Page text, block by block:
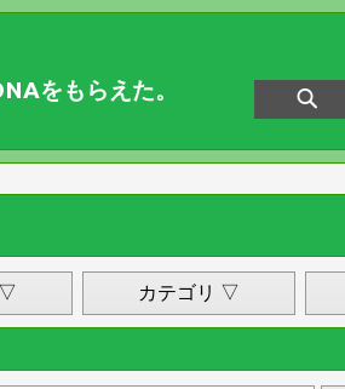
をもらえた。
▽ カテゴリ ▽